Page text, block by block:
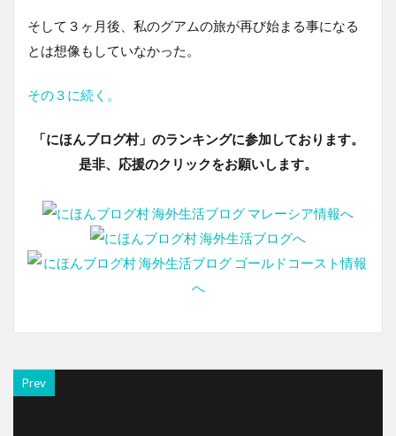
そして３ヶ月後、私のグアムの旅が再び始まる事になる
とは想像もしていなかった。
その３に続く。
「にほんブログ村」のランキングに参加しております。
是非、応援のクリックをお願いします。
Prev